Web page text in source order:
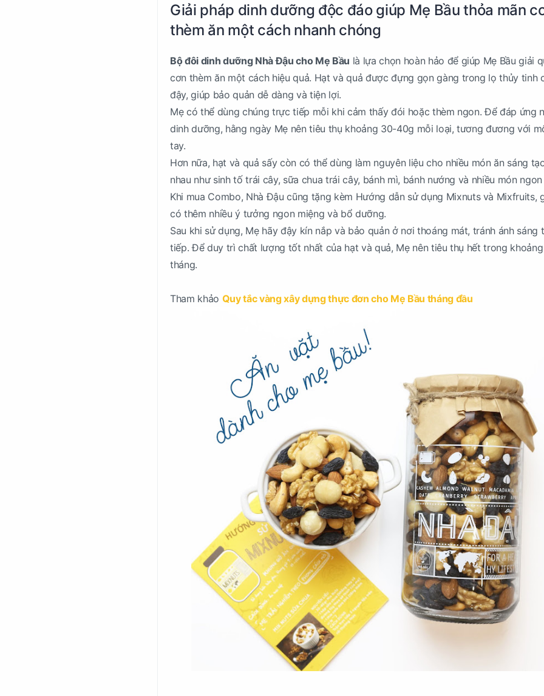
Giải pháp dinh dưỡng độc đáo giúp Mẹ Bầu thỏa mãn
thèm ăn một cách nhanh chóng
Bộ đôi dinh dưỡng Nhà Đậu cho Mẹ Bầu là lựa chọn hoàn hảo để giúp Mẹ Bầu giải
cơn thèm ăn một cách hiệu quả. Hạt và quả được đựng gọn gàng trong lọ thủy tinh
đậy, giúp bảo quản dễ dàng và tiện lợi.
Mẹ có thể dùng chúng trực tiếp mỗi khi cảm thấy đói hoặc thèm ngon. Để đáp ứng
dinh dưỡng, hằng ngày Mẹ nên tiêu thụ khoảng 30-40g mỗi loại, tương đương với
tay.
Hơn nữa, hạt và quả sấy còn có thể dùng làm nguyên liệu cho nhiều món ăn sáng
nhau như sinh tố trái cây, sữa chua trái cây, bánh mì, bánh nướng và nhiều món
Khi mua Combo, Nhà Đậu cũng tặng kèm Hướng dẫn sử dụng Mixnuts và Mixfruits,
có thêm nhiều ý tưởng ngon miệng và bổ dưỡng.
Sau khi sử dụng, Mẹ hãy đậy kín nắp và bảo quản ở nơi thoáng mát, tránh ánh sáng
tiếp. Để duy trì chất lượng tốt nhất của hạt và quả, Mẹ nên tiêu thụ hết trong
tháng.
Tham khảo Quy tắc vàng xây dựng thực đơn cho Mẹ Bầu tháng đầu